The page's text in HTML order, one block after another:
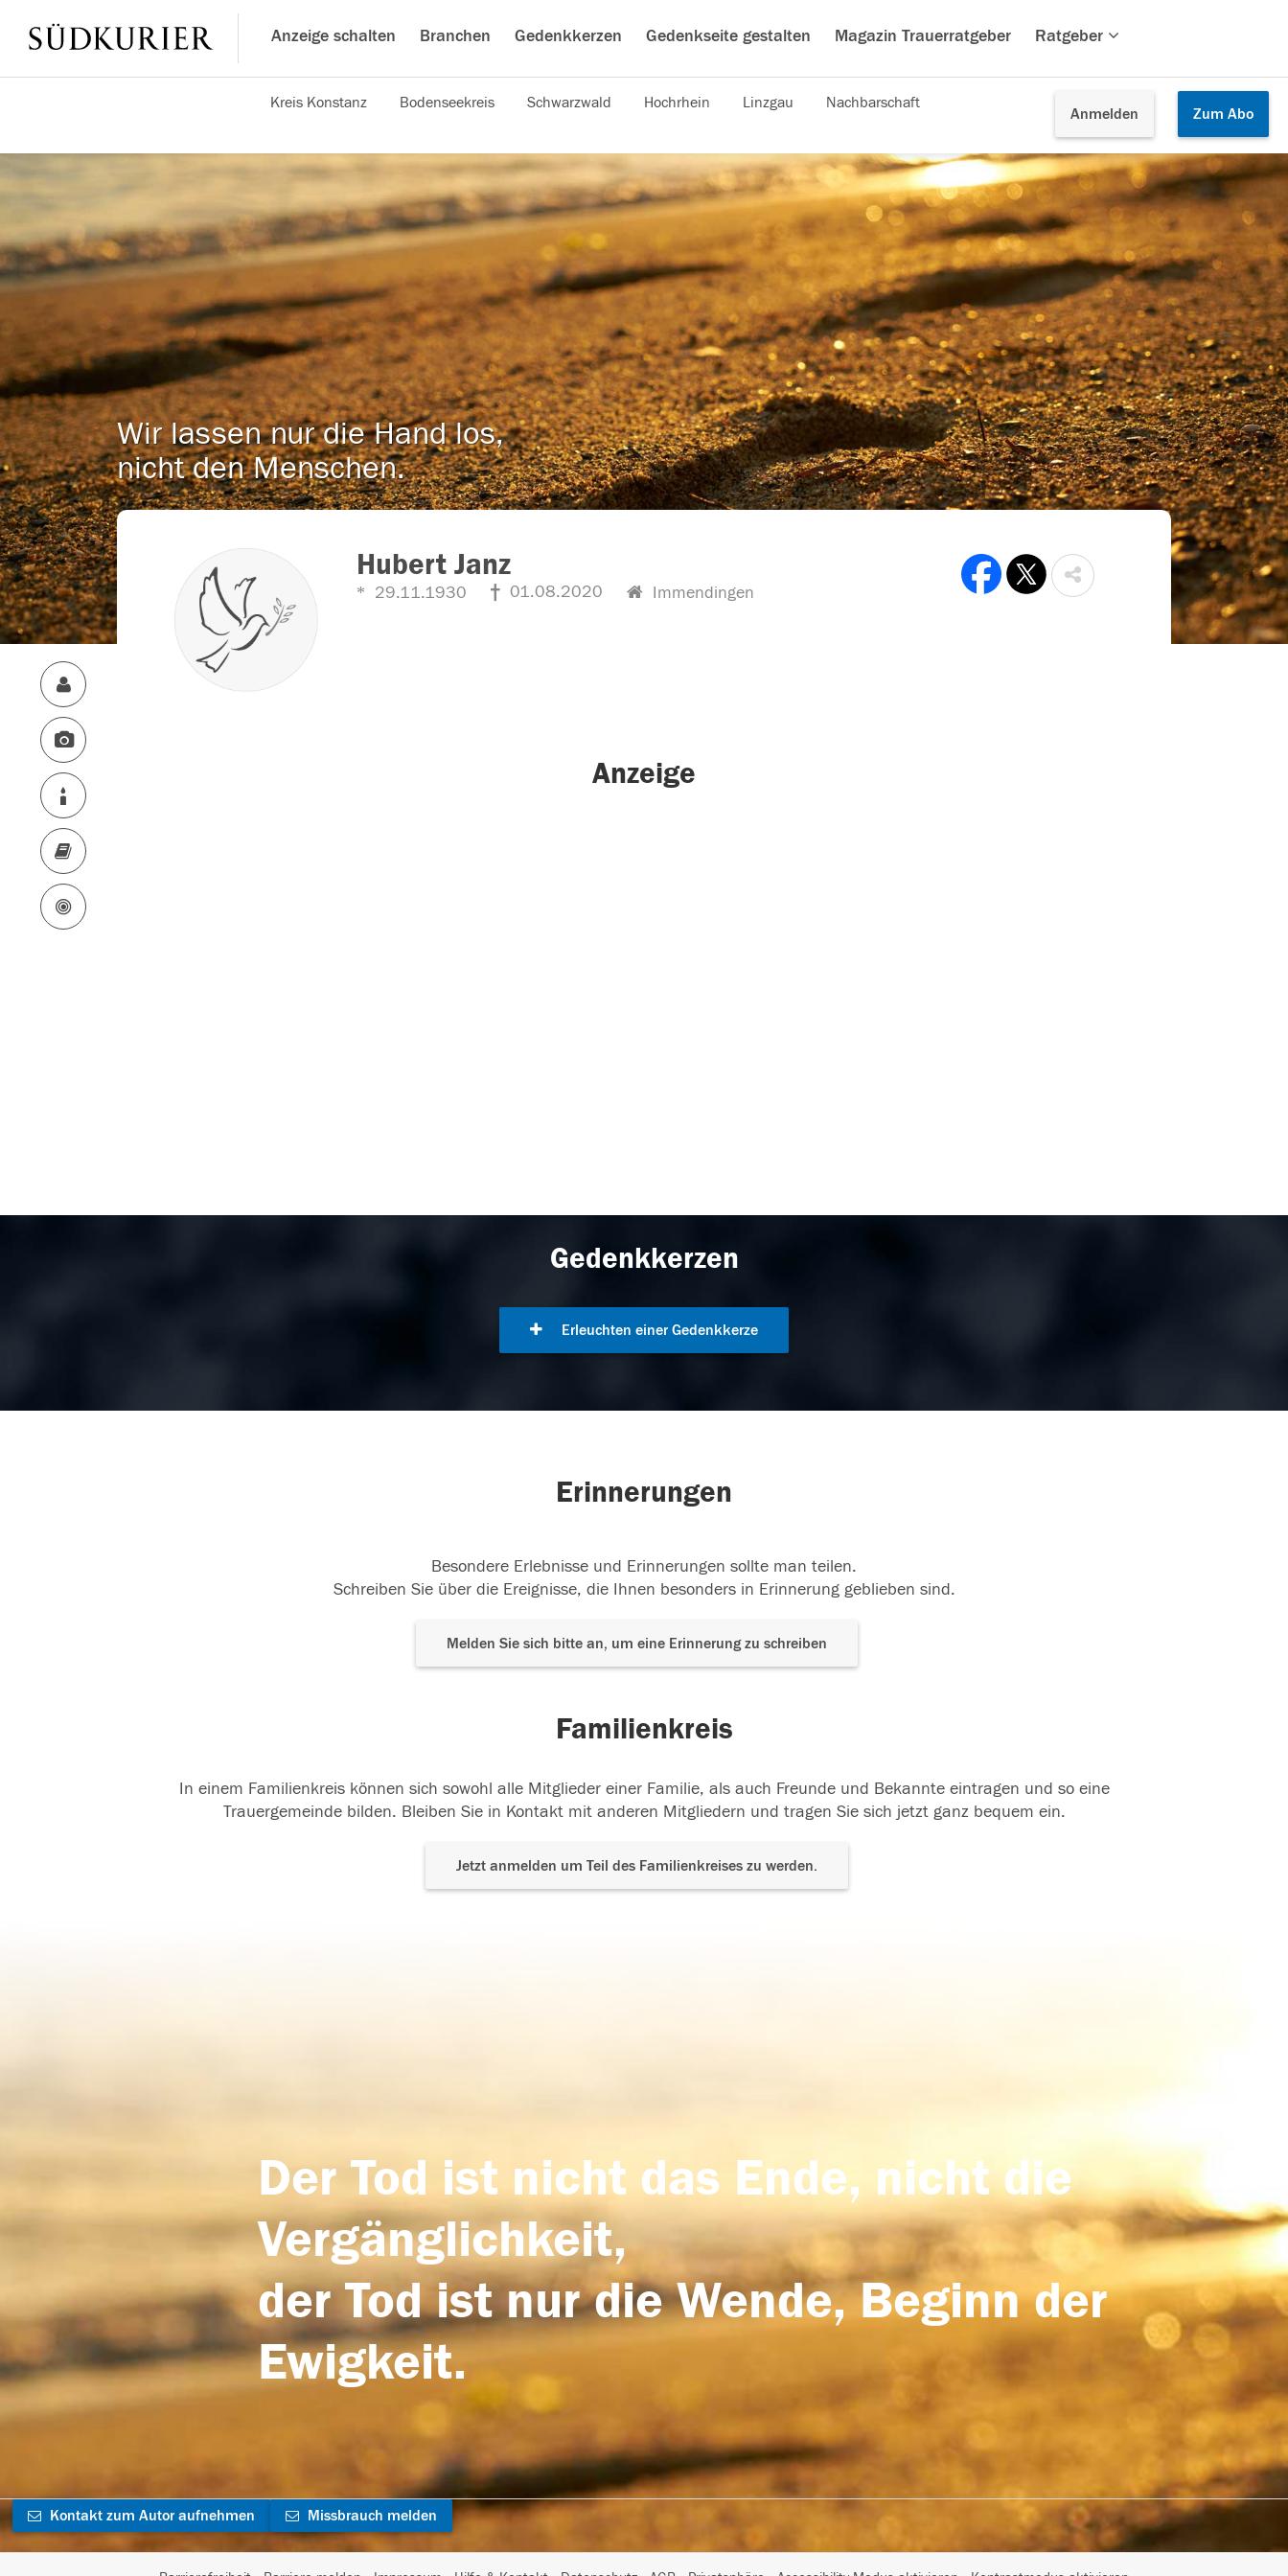
Anzeige schalten Branchen Gedenkkerzen Gedenkseite gestalten Magazin Trauerratgeber Ratgeber
Anmelden Zum Abo
Kreis Konstanz Bodenseekreis Schwarzwald Hochrhein Linzgau Nachbarschaft
Wir lassen nur die Hand los,
nicht den Menschen.
Hubert Janz
29.11.1930 01.08.2020 Immendingen
Anzeige
Gedenkkerzen
Erleuchten einer Gedenkkerze
Erinnerungen
Besondere Erlebnisse und Erinnerungen sollte man teilen.
Schreiben Sie über die Ereignisse, die Ihnen besonders in Erinnerung geblieben sind.
Melden Sie sich bitte an, um eine Erinnerung zu schreiben
Familienkreis
In einem Familienkreis können sich sowohl alle Mitglieder einer Familie, als auch Freunde und Bekannte eintragen und so eine
Trauergemeinde bilden. Bleiben Sie in Kontakt mit anderen Mitgliedern und tragen Sie sich jetzt ganz bequem ein.
Jetzt anmelden um Teil des Familienkreises zu werden.
Der Tod ist nicht das Ende, nicht die
Vergänglichkeit,
der Tod ist nur die Wende, Beginn der
Ewigkeit.
Kontakt zum Autor aufnehmen Missbrauch melden